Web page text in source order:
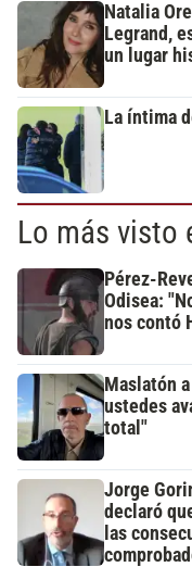
Natalia
Legrand,
un lugar
La íntima
Lo más visto
Pérez-
Odisea:
nos contó
Maslatón
ustedes
total"
Jorge
declaró
las